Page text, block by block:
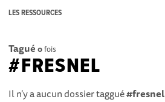
LES RESSOURCES
Tagué 0fois
#FRESNEL
Il n'y a aucun dossier taggué#fresnel